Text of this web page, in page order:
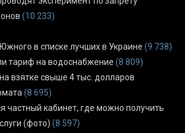
(10 233)
в списке лучших в Украине (9 738)
тариф на водоснабжение (8 809)
взятке свыше 4 тыс. долларов
(8 695)
частный кабинет, где можно получить
(фото) (8 597)